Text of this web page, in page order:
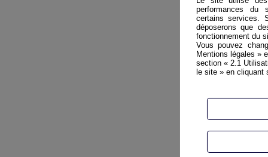
performances du
certains services.
déposerons que
fonctionnement du
Vous pouvez
Mentions légales »
section « 2.1
le site » en cliquant